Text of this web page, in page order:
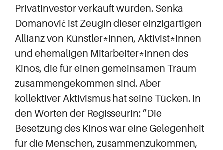
Privatinvestor verkauft wurden. Senka
Domanović ist Zeugin dieser einzigartigen
Allianz von Künstler*innen, Aktivist*innen
und ehemaligen Mitarbeiter*innen des
Kinos, die für einen gemeinsamen Traum
zusammengekommen sind. Aber
kollektiver Aktivismus hat seine Tücken. In
den Worten der Regisseurin: ”Die
Besetzung des Kinos war eine Gelegenheit
für die Menschen, zusammenzukommen,